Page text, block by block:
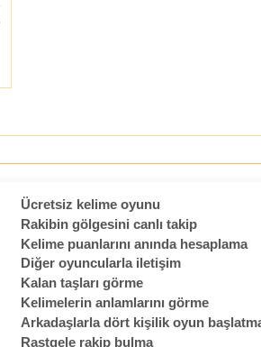
Ücretsiz kelime oyunu
Rakibin gölgesini canlı takip
Kelime puanlarını anında hesaplama
Diğer oyuncularla iletişim
Kalan taşları görme
Kelimelerin anlamlarını görme
Arkadaşlarla dört kişilik oyun
Rastgele rakip bulma